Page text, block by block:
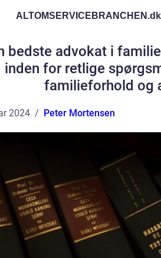
ALTOMSERVICEBRANCHEN.dk
bedste advokat i
inden for retlige
familieforhold og
2024 Peter Mortensen